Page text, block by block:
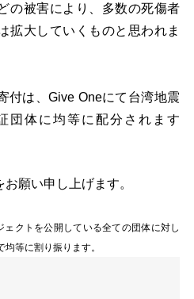
の被害により、多数の死傷者
拡大していくものと思われま
付は、Give Oneにて台湾地震
団体に均等に配分されます
願い申し上げます。
クトを公開している全ての団体に対し
等に割り振ります。